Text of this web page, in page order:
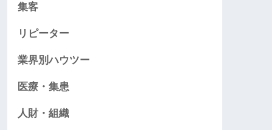
集客
リピーター
業界別ハウツー
医療・集患
人財・組織